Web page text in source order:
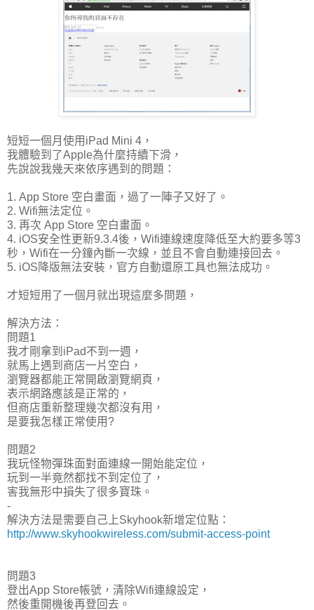
短短一個月使用iPad Mini 4，
我體驗到了Apple為什麼持續下滑，
先說說我幾天來依序遇到的問題：
1. App Store 空白畫面，過了一陣子又好了。
2. Wifi無法定位。
3. 再次 App Store 空白畫面。
4. iOS安全性更新9.3.4後，Wifi連線速度降低至大約要多等3
秒，Wifi在一分鐘內斷一次線，並且不會自動連接回去。
5. iOS降版無法安裝，官方自動還原工具也無法成功。
才短短用了一個月就出現這麼多問題，
解決方法：
問題1
我才剛拿到iPad不到一週，
就馬上遇到商店一片空白，
瀏覽器都能正常開啟瀏覽網頁，
表示網路應該是正常的，
但商店重新整理幾次都沒有用，
是要我怎樣正常使用?
問題2
我玩怪物彈珠面對面連線一開始能定位，
玩到一半竟然都找不到定位了，
害我無形中損失了很多寶珠。
-
解決方法是需要自己上Skyhook新增定位點：
http://www.skyhookwireless.com/submit-access-point
問題3
登出App Store帳號，清除Wifi連線設定，
然後重開機後再登回去。